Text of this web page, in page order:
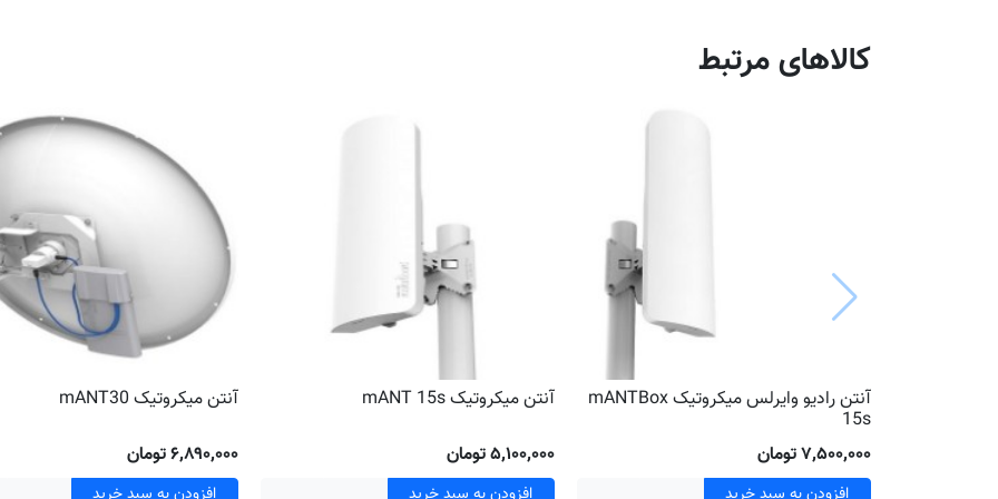
کالاهای مرتبط
آنتن رادیو وایرلس میکروتیک mANTBox
15s
۷٬۵۰۰٬۰۰۰ تومان
آنتن میکروتیک mANT 15s
۵٬۱۰۰٬۰۰۰ تومان
آنتن میکروتیک mANT30
۶٬۸۹۰٬۰۰۰ تومان